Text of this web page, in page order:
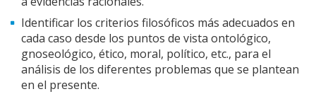
Identificar los criterios filosóficos más adecuados en
cada caso desde los puntos de vista ontológico,
gnoseológico, ético, moral, político, etc., para el
análisis de los diferentes problemas que se plantean
en el presente.